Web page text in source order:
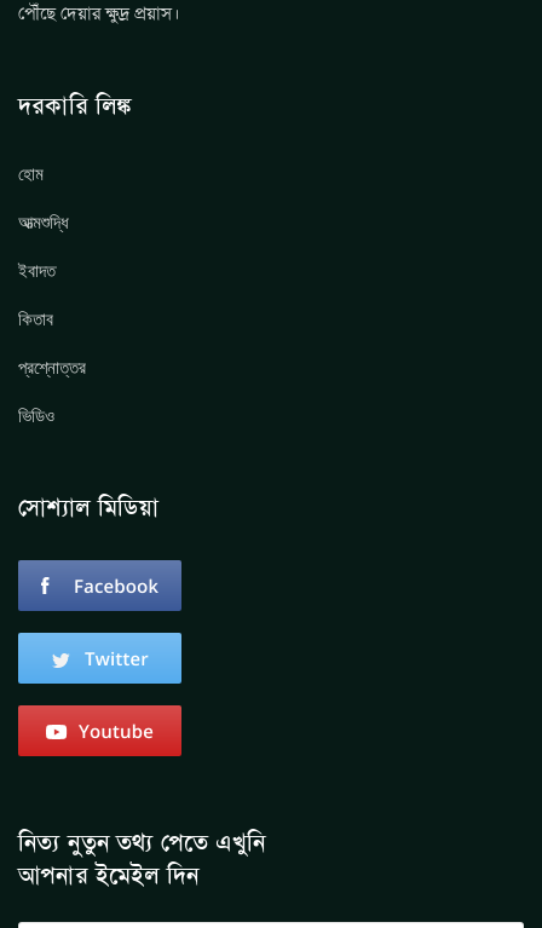
পৌঁছে দেয়ার ক্ষুদ্র প্রয়াস।
দরকারি লিঙ্ক
হোম
আত্মশুদ্ধি
ইবাদত
কিতাব
প্রশ্নোত্তর
ভিডিও
সোশ্যাল মিডিয়া
নিত্য নুতুন তথ্য পেতে এখুনি
আপনার ইমেইল দিন